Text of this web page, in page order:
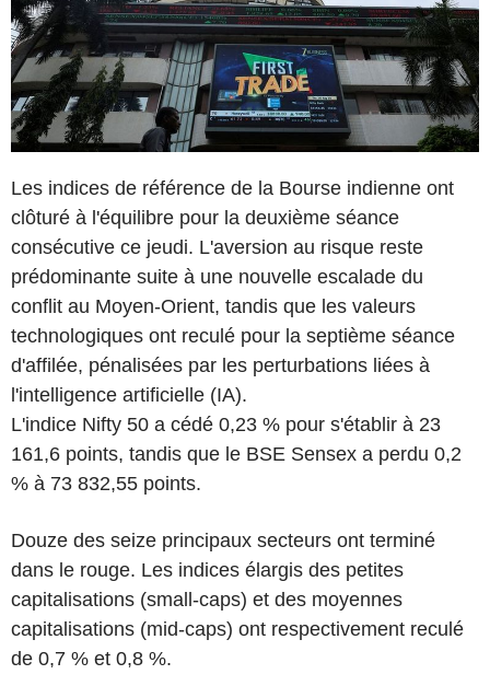
Les indices de référence de la Bourse indienne ont
clôturé à l'équilibre pour la deuxième séance
consécutive ce jeudi. L'aversion au risque reste
prédominante suite à une nouvelle escalade du
conflit au Moyen-Orient, tandis que les valeurs
technologiques ont reculé pour la septième séance
d'affilée, pénalisées par les perturbations liées à
l'intelligence artificielle (IA).
L'indice Nifty 50 a cédé 0,23 % pour s'établir à 23
161,6 points, tandis que le BSE Sensex a perdu 0,2
% à 73 832,55 points.
Douze des seize principaux secteurs ont terminé
dans le rouge. Les indices élargis des petites
capitalisations (small-caps) et des moyennes
capitalisations (mid-caps) ont respectivement reculé
de 0,7 % et 0,8 %.